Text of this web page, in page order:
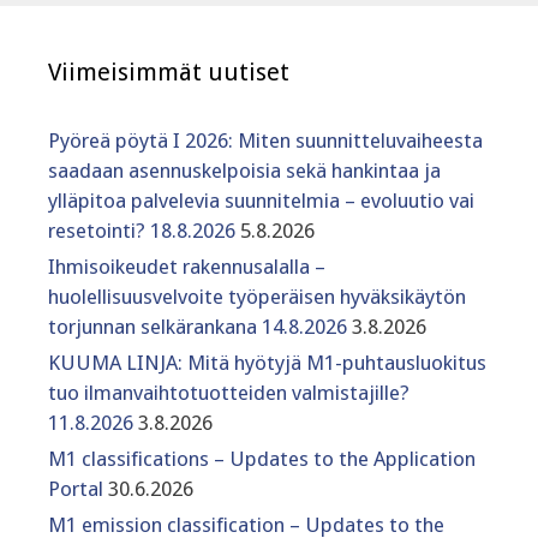
Viimeisimmät uutiset
Pyöreä pöytä I 2026: Miten suunnitteluvaiheesta
saadaan asennuskelpoisia sekä hankintaa ja
ylläpitoa palvelevia suunnitelmia – evoluutio vai
resetointi? 18.8.2026 5.8.2026
Ihmisoikeudet rakennusalalla –
huolellisuusvelvoite työperäisen hyväksikäytön
torjunnan selkärankana 14.8.2026 3.8.2026
KUUMA LINJA: Mitä hyötyjä M1-puhtausluokitus
tuo ilmanvaihtotuotteiden valmistajille?
11.8.2026 3.8.2026
M1 classifications – Updates to the Application
Portal 30.6.2026
M1 emission classification – Updates to the